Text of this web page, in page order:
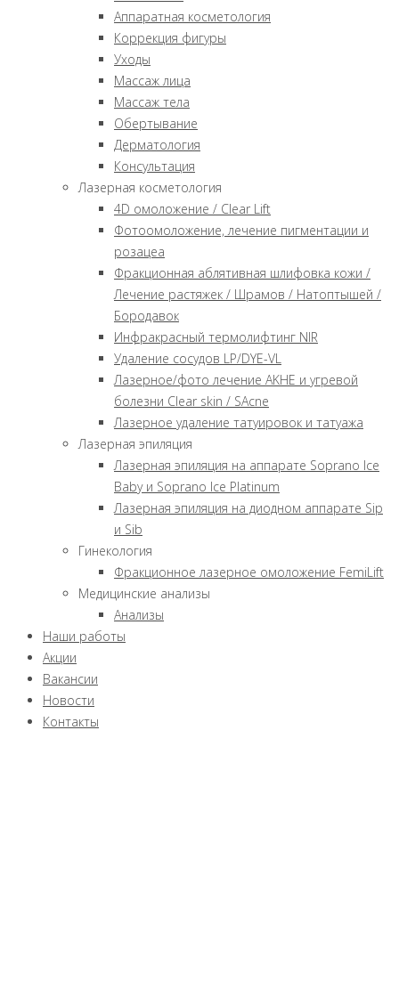
Аппаратная косметология
Коррекция фигуры
Уходы
Массаж лица
Массаж тела
Обертывание
Дерматология
Консультация
Лазерная косметология
4D омоложение / Clear Lift
Фотоомоложение, лечение пигментации и
розацеа
Фракционная аблятивная шлифовка кожи /
Лечение растяжек / Шрамов / Натоптышей /
Бородавок
Инфракрасный термолифтинг NIR
Удаление сосудов LP/DYE-VL
Лазерное/фото лечение AKHE и угревой
болезни Clear skin / SAcne
Лазерное удаление татуировок и татуажа
Лазерная эпиляция
Лазерная эпиляция на аппарате Soprano Ice
Baby и Soprano Ice Platinum
Лазерная эпиляция на диодном аппарате Sip
и Sib
Гинекология
Фракционное лазерное омоложение FemiLift
Медицинские анализы
Анализы
Наши работы
Акции
Вакансии
Новости
Контакты